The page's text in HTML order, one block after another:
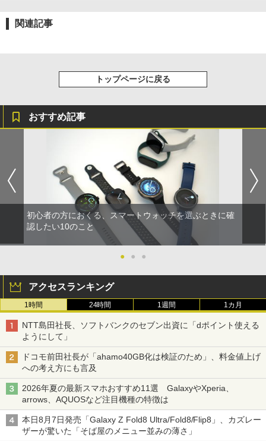
関連記事
トップページに戻る
おすすめ記事
初心者の方におくる、スマートウォッチを選ぶときに確
認したい10のこと
● ● ●
アクセスランキング
1時間 24時間 1週間 1カ月
NTT島田社長、ソフトバンクのセブン出資に「dポイント使える
ようにして」
ドコモ前田社長が「ahamo40GB化は検証のため」、料金値上げ
への考え方にも言及
2026年夏の最新スマホおすすめ11選 GalaxyやXperia、
arrows、AQUOSなど注目機種の特徴は
本日8月7日発売「Galaxy Z Fold8 Ultra/Fold8/Flip8」、カズレー
ザーが驚いた「そば屋のメニュー並みの薄さ」